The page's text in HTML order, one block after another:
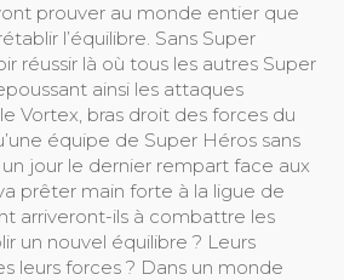
prouver au monde entier que
l’équilibre. Sans Super
réussir là où tous les autres Super
ainsi les attaques
Vortex, bras droit des forces du
équipe de Super Héros sans
jour le dernier rempart face aux
prêter main forte à la ligue de
arriveront-ils à combattre les
un nouvel équilibre ? Leurs
leurs forces ? Dans un monde